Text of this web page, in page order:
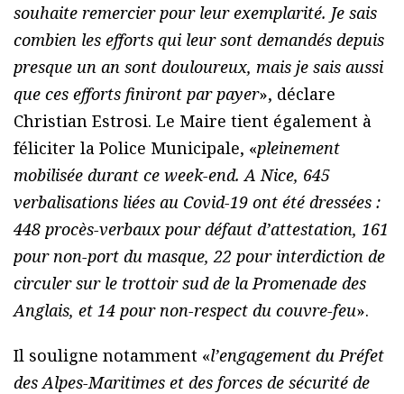
souhaite remercier pour leur exemplarité. Je sais
combien les efforts qui leur sont demandés depuis
presque un an sont douloureux, mais je sais aussi
que ces efforts finiront par payer», déclare
Christian Estrosi. Le Maire tient également à
féliciter la Police Municipale, «pleinement
mobilisée durant ce week-end. A Nice, 645
verbalisations liées au Covid-19 ont été dressées :
448 procès-verbaux pour défaut d’attestation, 161
pour non-port du masque, 22 pour interdiction de
circuler sur le trottoir sud de la Promenade des
Anglais, et 14 pour non-respect du couvre-feu».
Il souligne notamment «l’engagement du Préfet
des Alpes-Maritimes et des forces de sécurité de